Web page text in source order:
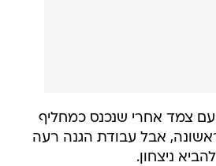
עם צמד אחרי שנכנס כמחליף
אבל עבודת הגנה רעה
ניצחון.